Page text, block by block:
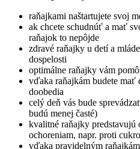
raňajkami naštartujete svoj
ak chcete schudnúť a mať
raňajok to nepôjde
zdravé raňajky u detí a
dospelosti
optimálne raňajky vám
vďaka raňajkám budete mať
doobedia
celý deň vás bude
budú menej časté)
kvalitné raňajky
ochoreniam, napr. proti
vďaka pravidelným